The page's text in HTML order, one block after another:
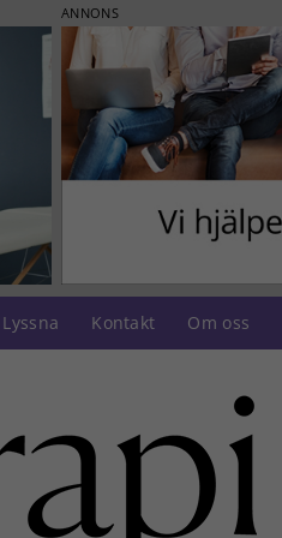
ANNONS
Lyssna Kontakt Om oss